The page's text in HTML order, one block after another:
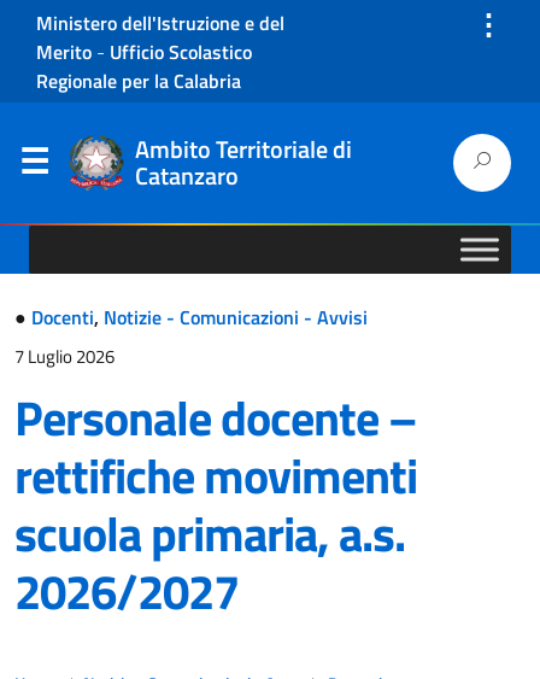
Ministero dell'Istruzione e del
Merito - Ufficio Scolastico
Regionale per la Calabria
⋮
Ambito Territoriale di
Catanzaro
● Docenti, Notizie - Comunicazioni - Avvisi
7 Luglio 2026
Personale docente –
rettifiche movimenti
scuola primaria, a.s.
2026/2027